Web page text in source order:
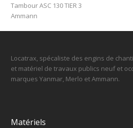
post:
Tambour ASC 130 TIER 3
Ammann
Locatrax, spécaliste des engins de
et matériel de travaux publics neuf et
marques Yanmar, Merlo et Ammann.
Matériels